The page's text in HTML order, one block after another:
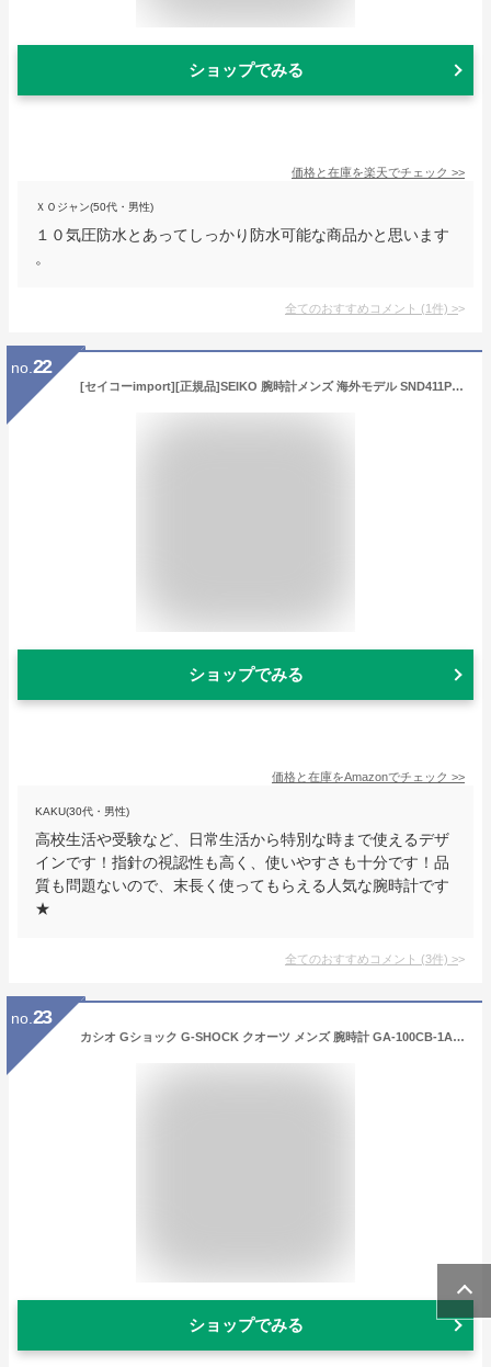
ショップでみる
価格と在庫を楽天でチェック >>
ＸＯジャン(50代・男性)
１０気圧防水とあってしっかり防水可能な商品かと思います
。
全てのおすすめコメント (1件) >
no. 22
[セイコーimport][正規品]SEIKO 腕時計メンズ 海外モデル SND411PC グリーン [逆輸入品]
ショップでみる
価格と在庫をAmazonでチェック >>
KAKU(30代・男性)
高校生活や受験など、日常生活から特別な時まで使えるデザ
インです！指針の視認性も高く、使いやすさも十分です！品
質も問題ないので、末長く使ってもらえる人気な腕時計です
★
全てのおすすめコメント (3件) >
no. 23
カシオ Gショック G-SHOCK クオーツ メンズ 腕時計 GA-100CB-1A ブルーカモフラ[並行輸入品]
ショップでみる